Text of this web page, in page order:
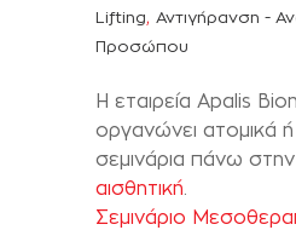
Lifting, Αντιγήρανση -
Προσώπου
Η εταιρεία Αpalis
οργανώνει ατομικά
σεμινάρια πάνω στην
αισθητική
Σεμινάριο